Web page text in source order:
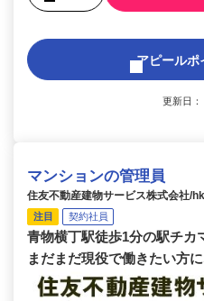
アピールポ
更新日
マンションの管理員
住友不動産建物サービス株式会社/
注目 契約社員
青物横丁駅徒歩1分の駅チカ
まだまだ現役で働きたい方